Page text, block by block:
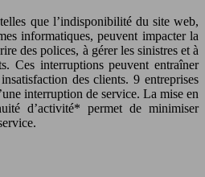
informatiques, peuvent impacter la
des polices, à gérer les sinistres et à
Ces interruptions peuvent entraîner
des clients. 9 entreprises
interruption de service. La mise en
d’activité* permet de minimiser